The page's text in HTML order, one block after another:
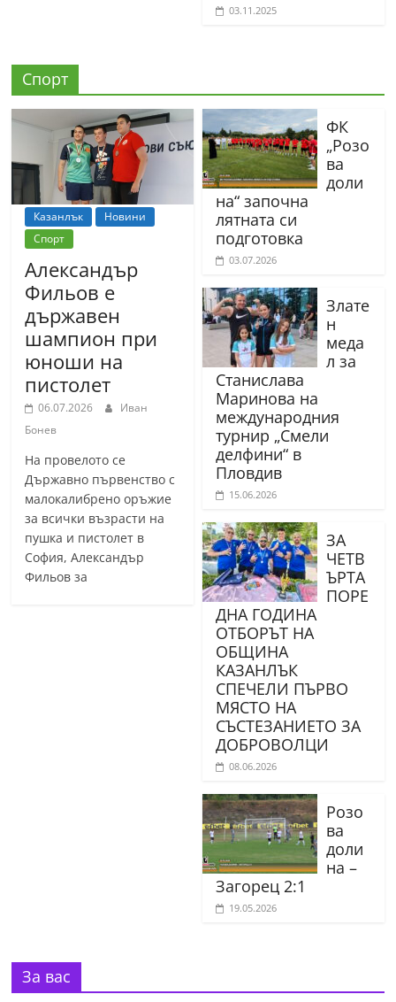
03.11.2025
Спорт
Казанлък
Новини
Спорт
Александър
Фильов е
държавен
шампион при
юноши на
пистолет
06.07.2026
Иван
Бонев
На провелото се
Държавно първенство с
малокалибрено оръжие
за всички възрасти на
пушка и пистолет в
София, Александър
Фильов за
ФК
„Розо
ва
доли
на“ започна
лятната си
подготовка
03.07.2026
Злате
н
меда
л за
Станислава
Маринова на
международния
турнир „Смели
делфини“ в
Пловдив
15.06.2026
ЗА
ЧЕТВ
ЪРТА
ПОРЕ
ДНА ГОДИНА
ОТБОРЪТ НА
ОБЩИНА
КАЗАНЛЪК
СПЕЧЕЛИ ПЪРВО
МЯСТО НА
СЪСТЕЗАНИЕТО ЗА
ДОБРОВОЛЦИ
08.06.2026
Розо
ва
доли
на –
Загорец 2:1
19.05.2026
За вас